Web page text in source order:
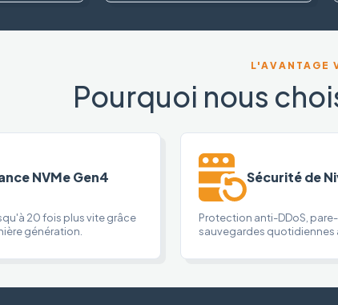
L'AVANTAGE
Pourquoi nous
NVMe Gen4
20 fois plus vite grâce
génération.
Sécurité de
Protection anti-DDoS,
sauvegardes quotidiennes